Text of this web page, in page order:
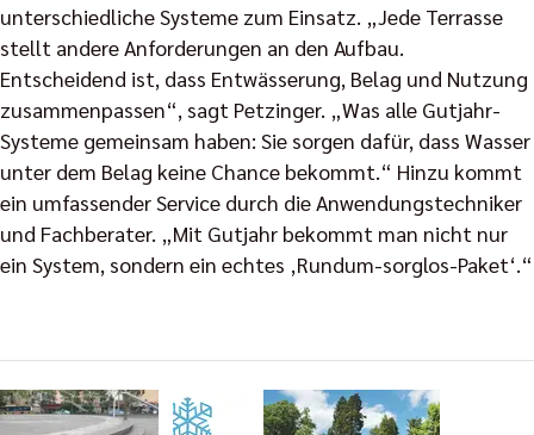
unterschiedliche Systeme zum Einsatz. „Jede Terrasse
stellt andere Anforderungen an den Aufbau.
Entscheidend ist, dass Entwässerung, Belag und Nutzung
zusammenpassen“, sagt Petzinger. „Was alle Gutjahr-
Systeme gemeinsam haben: Sie sorgen dafür, dass Wasser
unter dem Belag keine Chance bekommt.“ Hinzu kommt
ein umfassender Service durch die Anwendungstechniker
und Fachberater. „Mit Gutjahr bekommt man nicht nur
ein System, sondern ein echtes ‚Rundum-sorglos-Paket‘.“